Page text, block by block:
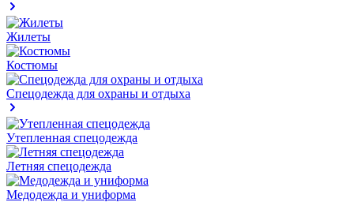
Жилеты
Костюмы
Спецодежда для охраны и отдыха
Утепленная спецодежда
Летняя спецодежда
Медодежда и униформа